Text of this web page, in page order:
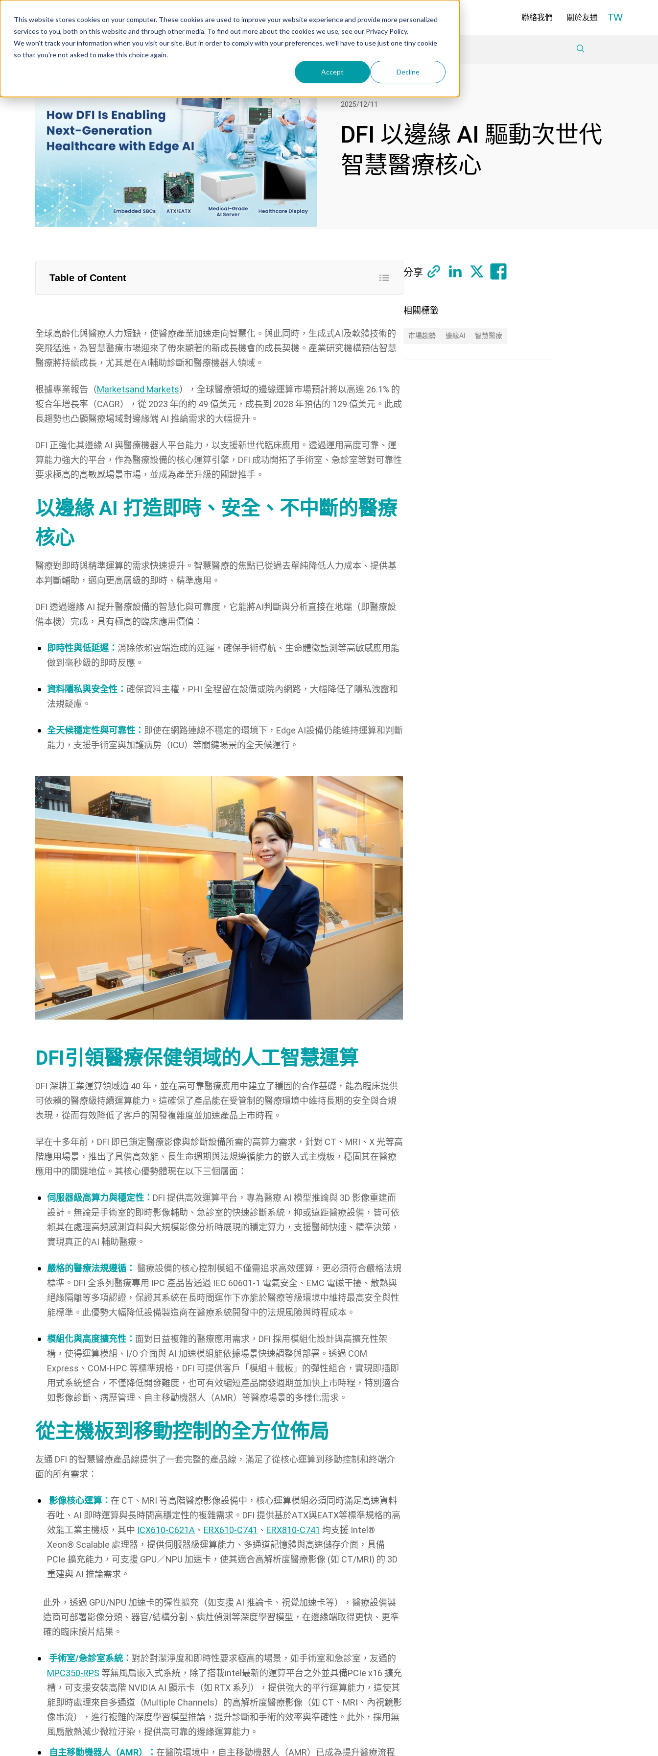
This website stores cookies on your computer. These cookies are used to improve your website experience and provide more personalized
services to you, both on this website and through other media. To find out more about the cookies we use, see our Privacy Policy.
We won't track your information when you visit our site. But in order to comply with your preferences, we'll have to use just one tiny cookie
so that you're not asked to make this choice again.
Accept Decline
Tech in Days 聯絡我們 關於友通 TW
創新焦點 成功案例
2025/12/11
DFI 以邊緣 AI 驅動次世代
智慧醫療核心
Table of Content
全球高齡化與醫療人力短缺，使醫療產業加速走向智慧化。與此同時，生成式AI及軟體技術的
突飛猛進，為智慧醫療市場迎來了帶來顯著的新成長機會的成長契機。產業研究機構預估智慧
醫療將持續成長，尤其是在AI輔助診斷和醫療機器人領域。
根據專業報告（Marketsand Markets），全球醫療領域的邊緣運算市場預計將以高達 26.1% 的
複合年增長率（CAGR），從 2023 年的約 49 億美元， 成長到 2028 年預估的 129 億美元。此成
長趨勢也凸顯醫療場域對邊緣端 AI 推論需求的大幅提升。
DFI 正強化其邊緣 AI 與醫療機器人平台能力，以支援新世代臨床應用。透過運用高度可靠、運
算能力強大的平台，作為醫療設備的核心運算引擎，DFI 成功開拓了手術室、急診室等對可靠性
要求極高的高敏感場景市場，並成為產業升級的關鍵推手。
以邊緣 AI 打造即時、安全、不中斷的醫療
核心
醫療對即時與精準運算的需求快速提升。智慧醫療的焦點已從過去單純降低人力成本、提供基
本判斷輔助，邁向更高層級的即時、精準應用。
DFI 透過邊緣 AI 提升醫療設備的智慧化與可靠度，它能將AI判斷與分析直接在地端（即醫療設
備本機）完成，具有極高的臨床應用價值：
即時性與低延遲： 消除依賴雲端造成的延遲，確保手術導航、生命體徵監測等高敏感應用能
做到毫秒級的即時反應。
資料隱私與安全性： 確保資料主權，PHI 全程留在設備或院內網路，大幅降低了隱私洩露和
法規疑慮。
全天候穩定性與可靠性： 即使在網路連線不穩定的環境下，Edge AI設備仍能維持運算和判斷
能力，支援手術室與加護病房（ICU）等關鍵場景的全天候運行。
DFI引領醫療保健領域的人工智慧運算
DFI 深耕工業運算領域逾 40 年，並在高可靠醫療應用中建立了穩固的合作基礎，能為臨床提供
可依賴的醫療級持續運算能力。這確保了產品能在受管制的醫療環境中維持長期的安全與合規
表現，從而有效降低了客戶的開發複雜度並加速產品上市時程。
早在十多年前，DFI 即已鎖定醫療影像與診斷設備所需的高算力需求，針對 CT、MRI、X 光等高
階應用場景，推出了具備高效能、長生命週期與法規遵循能力的嵌入式主機板，穩固其在醫療
應用中的關鍵地位。其核心優勢體現在以下三個層面：
伺服器級高算力與穩定性： DFI 提供高效運算平台，專為醫療 AI 模型推論與 3D 影像重建而
設計。無論是手術室的即時影像輔助、急診室的快速診斷系統，抑或遠距醫療設備，皆可依
賴其在處理高頻感測資料與大規模影像分析時展現的穩定算力，支援醫師快速、精準決策，
實現真正的AI 輔助醫療。
嚴格的醫療法規遵循： 醫療設備的核心控制模組不僅需追求高效運算，更必須符合嚴格法規
標準。DFI 全系列醫療專用 IPC 產品皆通過 IEC 60601-1 電氣安全、EMC 電磁干擾、散熱與
絕緣隔離等多項認證，保證其系統在長時間運作下亦能於醫療等級環境中維持最高安全與性
能標準。此優勢大幅降低設備製造商在醫療系統開發中的法規風險與時程成本。
模組化與高度擴充性： 面對日益複雜的醫療應用需求，DFI 採用模組化設計與高擴充性架
構，使得運算模組、I/O 介面與 AI 加速模組能依據場景快速調整與部署。透過 COM
Express、COM-HPC 等標準規格，DFI 可提供客戶「模組＋載板」的彈性組合，實現即插即
用式系統整合，不僅降低開發難度，也可有效縮短產品開發週期並加快上市時程，特別適合
如影像診斷、病歷管理、自主移動機器人（AMR）等醫療場景的多樣化需求。
從主機板到移動控制的全方位佈局
友通 DFI 的智慧醫療產品線提供了一套完整的產品線，滿足了從核心運算到移動控制和終端介
面的所有需求：
影像核心運算： 在 CT 、 MRI 等高階醫療影像設備中，核心運算模組必須同時滿足高速資料
吞吐、 AI 即時運算與長時間高穩定性的複雜需求。 DFI 提供基於ATX與EATX等標準規格的高
效能工業主機板，其中 ICX610-C621A 、 ERX610-C741 、 ERX810-C741 均支援 Intel®
Xeon® Scalable 處理器，提供伺服器級運算能力、多通道記憶體與高速儲存介面，具備
PCIe 擴充能力，可支援 GPU／NPU 加速卡，使其適合高解析度醫療影像 (如 CT/MRI) 的 3D
重建與AI 推論需求。
此外，透過 GPU/NPU 加速卡的彈性擴充（如支援 AI 推論卡、視覺加速卡等），醫療設備製
造商可部署影像分類、器官/結構分割、病灶偵測等深度學習模型，在邊緣端取得更快、更準
確的臨床讀片結果。
手術室/急診室系統： 對於對潔淨度和即時性要求極高的場景，如手術室和急診室，友通的
MPC350-RPS 等無風扇嵌入式系統，除了搭載intel最新的運算平台之外並具備PCIe x16 擴充
槽，可支援安裝高階 NVIDIA AI 顯示卡（如 RTX 系列），提供強大的平行運算能力，這使其
能即時處理來自多通道（Multiple Channels）的高解析度醫療影像（如 CT 、 MRI 、內視鏡影
像串流），進行複雜的深度學習模型推論，提升診斷和手術的效率與準確性。此外，採用無
風扇散熱減少微粒汙染，提供高可靠的邊緣運算能力。
自主移動機器人（AMR）： 在醫院環境中，自主移動機器人（AMR）已成為提升醫療流程
分享
相關標籤
市場趨勢 邊緣AI 智慧醫療